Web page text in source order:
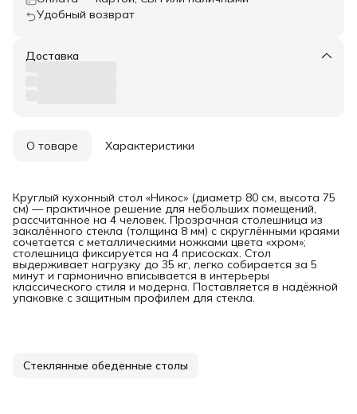
Удобный возврат
Доставка
О товаре Характеристики
Круглый кухонный стол «Никос» (диаметр 80 см, высота 75
см) — практичное решение для небольших помещений,
рассчитанное на 4 человек. Прозрачная столешница из
закалённого стекла (толщина 8 мм) с скруглёнными краями
сочетается с металлическими ножками цвета «хром»;
столешница фиксируется на 4 присосках. Стол
выдерживает нагрузку до 35 кг, легко собирается за 5
минут и гармонично вписывается в интерьеры
классического стиля и модерна. Поставляется в надёжной
упаковке с защитным профилем для стекла.
Стеклянные обеденные столы